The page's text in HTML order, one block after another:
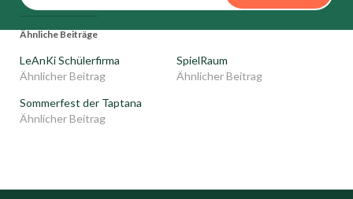
Ähnliche Beiträge
LeAnKi Schülerfirma
Ähnlicher Beitrag
SpielRaum
Ähnlicher Beitrag
Sommerfest der Taptana
Ähnlicher Beitrag